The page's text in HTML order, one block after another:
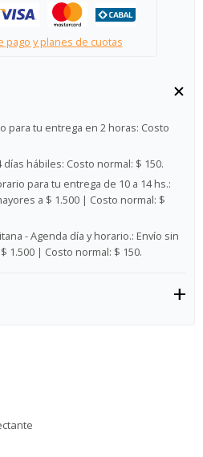
pago y planes de cuotas
para tu entrega en 2 horas: Costo
días hábiles: Costo normal: $ 150.
para tu entrega de 10 a 14 hs.:
a $ 1.500 | Costo normal: $
- Agenda día y horario.: Envío sin
1.500 | Costo normal: $ 150.